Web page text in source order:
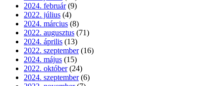
2024. február (9)
2022. július (4)
2024. március (8)
2022. augusztus (71)
2024. április (13)
2022. szeptember (16)
2024. május (15)
2022. október (24)
2024. szeptember (6)